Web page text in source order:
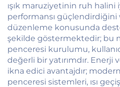
ışık maruziyetinin ruh
performansı
düzenleme konusunda
şekilde göstermektedir; bu
penceresi kurulumu,
değerli bir yatırımdır.
ikna edici avantajdır;
penceresi sistemleri, ısı